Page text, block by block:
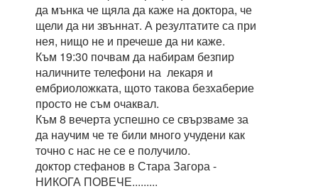
да мънка че щяла да каже на доктора, че
щели да ни звъннат. А резултатите са при
нея, нищо не и пречеше да ни каже.
Към 19:30 почвам да набирам безпир
наличните телефони на лекаря и
ембриоложката, щото такова безхаберие
просто не съм очаквал.
Към 8 вечерта успешно се свързваме за
да научим че те били много учудени как
точно с нас не се е получило.
доктор стефанов в Стара Загора -
НИКОГА ПОВЕЧЕ.........